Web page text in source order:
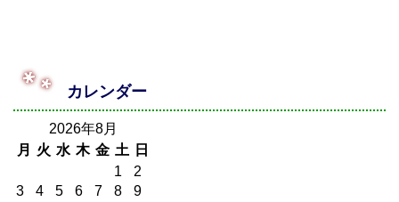
カレンダー
2026年8月
月
火 水 木 金 土 日
1
2
3
4 5 6 7 8
9